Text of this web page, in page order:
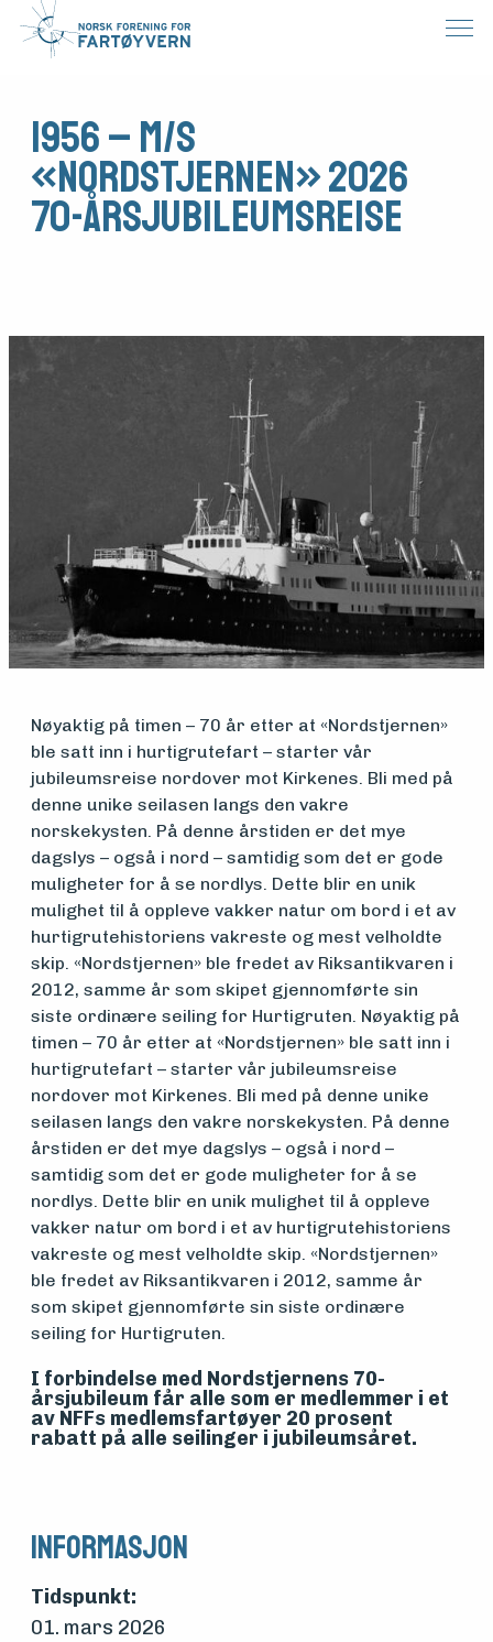
Medlemsfartøy
Søk
om
midler
Vern,
vedlikehold
og drift
Om
foreningen
Aktuelt
Arrangementer
1956 – M/S
«Nordstjernen» 2026
70-årsjubileumsreise
Nøyaktig på timen – 70 år etter at «Nordstjernen»
ble satt inn i hurtigrutefart – starter vår
jubileumsreise nordover mot Kirkenes. Bli med på
denne unike seilasen langs den vakre
norskekysten. På denne årstiden er det mye
dagslys – også i nord – samtidig som det er gode
muligheter for å se nordlys. Dette blir en unik
mulighet til å oppleve vakker natur om bord i et av
hurtigrutehistoriens vakreste og mest velholdte
skip. «Nordstjernen» ble fredet av Riksantikvaren i
2012, samme år som skipet gjennomførte sin
siste ordinære seiling for Hurtigruten. Nøyaktig på
timen – 70 år etter at «Nordstjernen» ble satt inn i
hurtigrutefart – starter vår jubileumsreise
nordover mot Kirkenes. Bli med på denne unike
seilasen langs den vakre norskekysten. På denne
årstiden er det mye dagslys – også i nord –
samtidig som det er gode muligheter for å se
nordlys. Dette blir en unik mulighet til å oppleve
vakker natur om bord i et av hurtigrutehistoriens
vakreste og mest velholdte skip. «Nordstjernen»
ble fredet av Riksantikvaren i 2012, samme år
som skipet gjennomførte sin siste ordinære
seiling for Hurtigruten.
I forbindelse med Nordstjernens 70-
årsjubileum får alle som er medlemmer i et
av NFFs medlemsfartøyer 20 prosent
rabatt på alle seilinger i jubileumsåret.
Informasjon
Tidspunkt:
01. mars 2026